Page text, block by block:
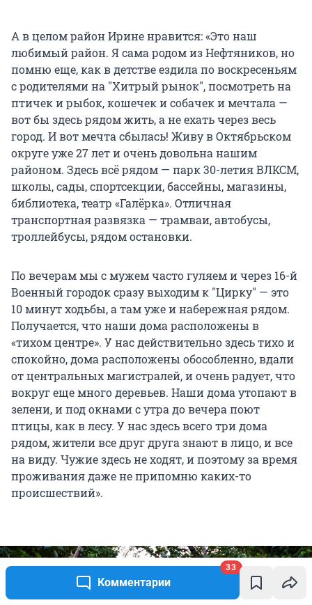
Комментарии
33
А в целом район Ирине нравится: «Это наш
любимый район. Я сама родом из Нефтяников, но
помню еще, как в детстве ездила по воскресеньям
с родителями на "Хитрый рынок", посмотреть на
птичек и рыбок, кошечек и собачек и мечтала —
вот бы здесь рядом жить, а не ехать через весь
город. И вот мечта сбылась! Живу в Октябрьском
округе уже 27 лет и очень довольна нашим
районом. Здесь всё рядом — парк 30-летия ВЛКСМ,
школы, сады, спортсекции, бассейны, магазины,
библиотека, театр «Галёрка». Отличная
транспортная развязка — трамваи, автобусы,
троллейбусы, рядом остановки.
По вечерам мы с мужем часто гуляем и через 16-й
Военный городок сразу выходим к "Цирку" — это
10 минут ходьбы, а там уже и набережная рядом.
Получается, что наши дома расположены в
«тихом центре». У нас действительно здесь тихо и
спокойно, дома расположены обособленно, вдали
от центральных магистралей, и очень радует, что
вокруг еще много деревьев. Наши дома утопают в
зелени, и под окнами с утра до вечера поют
птицы, как в лесу. У нас здесь всего три дома
рядом, жители все друг друга знают в лицо, и все
на виду. Чужие здесь не ходят, и поэтому за время
проживания даже не припомню каких-то
происшествий».